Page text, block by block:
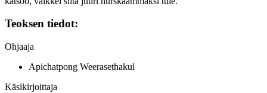
Teoksen tiedot:
Ohjaaja
Apichatpong Weerasethakul
Käsikirjoittaja